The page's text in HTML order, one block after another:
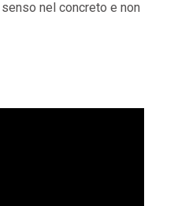
nel concreto e non